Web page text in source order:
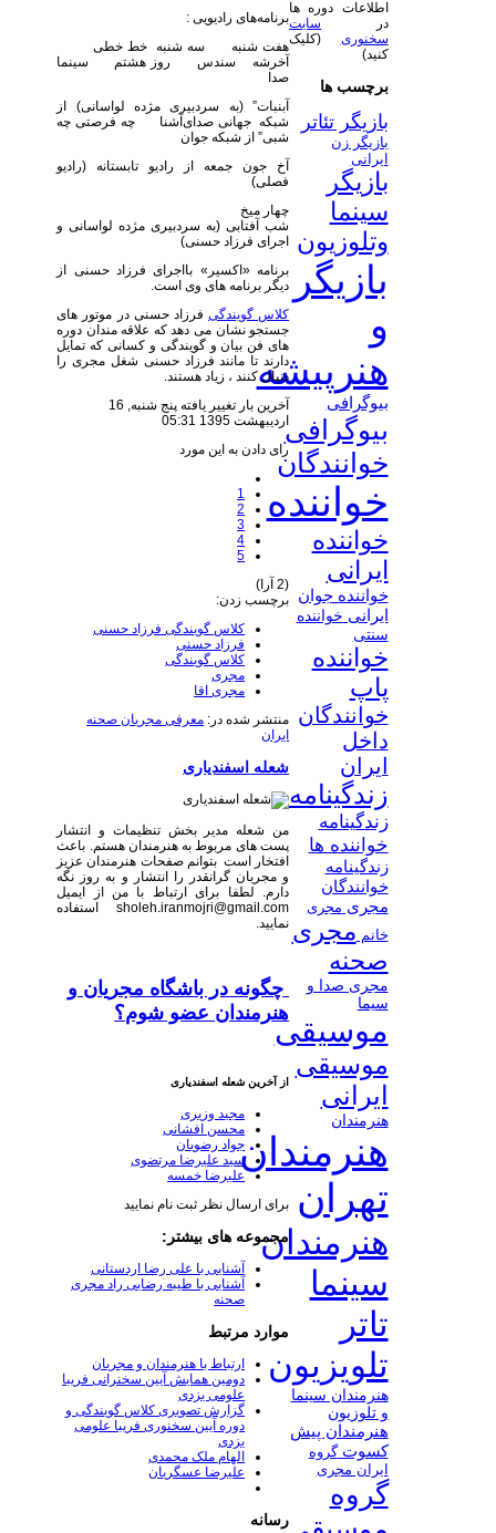
برنامه‌های رادیویی :
هفت شنبه سه شنبه خط خطی
آخرشه سندس روز هشتم سینما
صدا
آبنبات” (به سردبیری مژده لواسانی) از
شبکه جهانی صدای‌آشنا چه فرصتی چه
شبی” از شبکه جوان
آخ جون جمعه از رادیو تابستانه (رادیو
فصلی)
چهار میخ
شب آفتابی (به سردبیری مژده لواسانی و
اجرای فرزاد حسنی)
برنامه «اکسیر» بااجرای فرزاد حسنی از
دیگر برنامه های وی است.
کلاس گویندگی فرزاد حسنی در موتور های
جستجو نشان می دهد که علاقه مندان دوره
های فن بیان و گویندگی و کسانی که تمایل
دارند تا مانند فرزاد حسنی شغل مجری را
دنبال کنند ، زیاد هستند.
آخرین بار تغییر یافته پنج شنبه, 16
ارديبهشت 1395 05:31
رای دادن به این مورد
1
2
3
4
5
(2 آرا)
برچسب زدن:
کلاس گویندگی فرزاد حسنی
فرزاد حسنی
کلاس گویندگی
مجری
مجری اقا
منتشر شده در: معرفی مجریان صحنه
ایران
شعله اسفندیاری
من شعله مدیر بخش تنظیمات و انتشار
پست های مربوط به هنرمندان هستم. باعث
افتخار است بتوانم صفحات هنرمندان عزیز
و مجریان گرانقدر را انتشار و به روز نگه
دارم. لطفا برای ارتباط با من از ایمیل
sholeh.iranmojri@gmail.com استفاده
نمایید.
چگونه در باشگاه مجریان و
هنرمندان عضو شوم؟
از آخرین شعله اسفندیاری
مجید وزیری
محسن افشانی
جواد رضویان
سید علیرضا مرتضوی
علیرضا خمسه
برای ارسال نظر ثبت نام نمایید
مجموعه های بیشتر:
آشنایی با علی رضا اردستانی
آشنایی با طیبه رضایی راد مجری
صحنه
موارد مرتبط
ارتباط با هنرمندان و مجریان
دومین همایش آیین سخنرانی فریبا
علومی یزدی
گزارش تصویری کلاس گویندگی و
دوره آیین سخنوری فریبا علومی
یزدی
الهام ملک محمدی
علیرضا عسگریان
رسانه
اطلاعات دوره ها
در سایت
سخنوری (کلیک
کنید)
برچسب ها
بازیگر تئاتر
بازیگر زن
ایرانی
بازیگر
سینما
وتلوزیون
بازیگر
و
هنرپیشه
بیوگرافی
بیوگرافی
خوانندگان
خواننده
خواننده
ایرانی
خواننده جوان
ایرانی خواننده
سنتی
خواننده
پاپ
خوانندگان
داخل
ایران
زندگینامه
زندگینامه
خواننده ها
زندگینامه
خوانندگان
مجری مجری
خانم مجری
صحنه
مجری صدا و
سیما
موسیقی
موسیقی
ایرانی
هنرمندان
هنرمندان
تهران
هنرمندان
سینما
تاتر
تلویزیون
هنرمندان سینما
و تلوزیون
هنرمندان پیش
کسوتگروه
ایران مجری
گروه